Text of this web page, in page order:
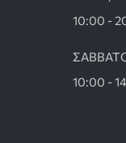
10:00 -
10:00 -